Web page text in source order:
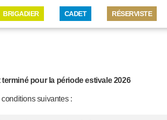
BRIGADIER CADET RÉSERVISTE
pour la période estivale 2026
suivantes :